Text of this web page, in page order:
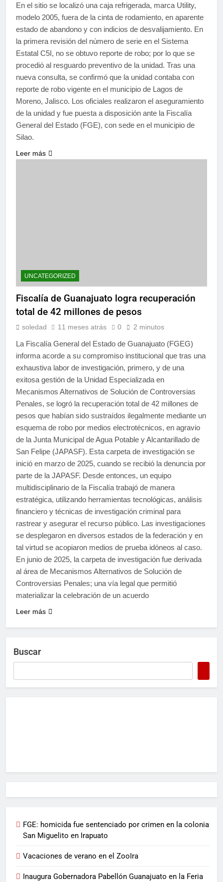
En el sitio se localizó una caja refrigerada, marca Utility,
modelo 2005, fuera de la cinta de rodamiento, en aparente
estado de abandono y con indicios de desvalijamiento. En
la primera revisión del número de serie en el Sistema
Estatal C5I, no se obtuvo reporte de robo; por lo que se
procedió al resguardo preventivo de la unidad. Tras una
nueva consulta, se confirmó que la unidad contaba con
reporte de robo vigente en el municipio de Lagos de
Moreno, Jalisco. Los oficiales realizaron el aseguramiento
de la unidad y fue puesta a disposición ante la Fiscalía
General del Estado (FGE), con sede en el municipio de
Silao.
Leer más
UNCATEGORIZED
Fiscalía de Guanajuato logra recuperación
total de 42 millones de pesos
soledad 11 meses atrás 0 2 minutos
La Fiscalía General del Estado de Guanajuato (FGEG)
informa acorde a su compromiso institucional que tras una
exhaustiva labor de investigación, primero, y de una
exitosa gestión de la Unidad Especializada en
Mecanismos Alternativos de Solución de Controversias
Penales, se logró la recuperación total de 42 millones de
pesos que habían sido sustraídos ilegalmente mediante un
esquema de robo por medios electrotécnicos, en agravio
de la Junta Municipal de Agua Potable y Alcantarillado de
San Felipe (JAPASF). Esta carpeta de investigación se
inició en marzo de 2025, cuando se recibió la denuncia por
parte de la JAPASF. Desde entonces, un equipo
multidisciplinario de la Fiscalía trabajó de manera
estratégica, utilizando herramientas tecnológicas, análisis
financiero y técnicas de investigación criminal para
rastrear y asegurar el recurso público. Las investigaciones
se desplegaron en diversos estados de la federación y en
tal virtud se acopiaron medios de prueba idóneos al caso.
En junio de 2025, la carpeta de investigación fue derivada
al área de Mecanismos Alternativos de Solución de
Controversias Penales; una vía legal que permitió
materializar la celebración de un acuerdo
Leer más
Buscar
FGE: homicida fue sentenciado por crimen en la colonia
San Miguelito en Irapuato
Vacaciones de verano en el ZooIra
Inaugura Gobernadora Pabellón Guanajuato en la Feria